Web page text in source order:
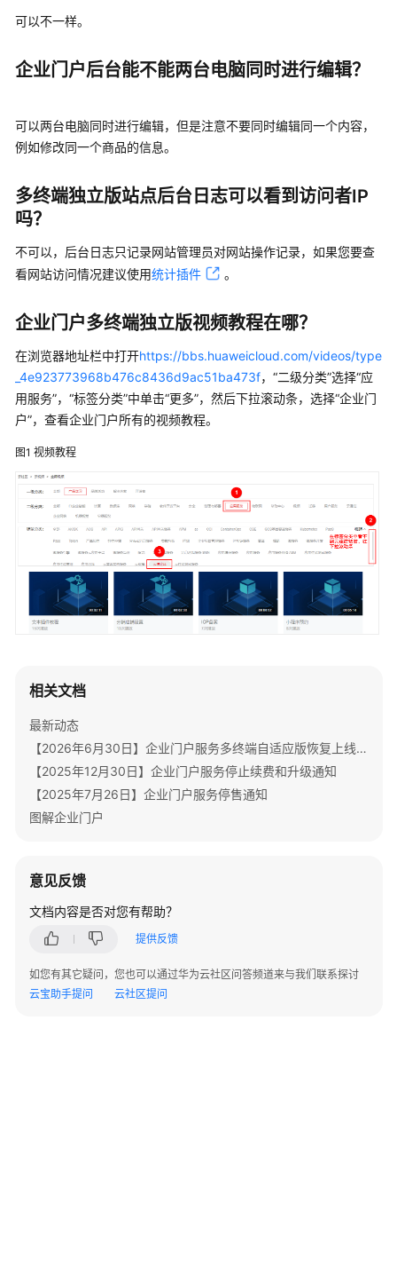
参
术
语
责
任
共
担
务
级
协
议
（SLA）
皮
书
区
系
统
权
限
可以不一样。
企业门户后台能不能两台电脑同时进行编辑？
可以两台电脑同时进行编辑，但是注意不要同时编辑同一个内容，
例如修改同一个商品的信息。
多终端独立版站点后台日志可以看到访问者IP
吗？
不可以，后台日志只记录网站管理员对网站操作记录，如果您要查
看网站访问情况建议使用统计插件 。
企业门户多终端独立版视频教程在哪？
在浏览器地址栏中打开https://bbs.huaweicloud.com/videos/type
_4e923773968b476c8436d9ac51ba473f，“二级分类”选择“应
用服务”，“标签分类”中单击“更多”，然后下拉滚动条，选择“企业门
户”，查看企业门户所有的视频教程。
图1 视频教程
相关文档
最新动态
【2026年6月30日】企业门户服务多终端自适应版恢复上线通知
【2025年12月30日】企业门户服务停止续费和升级通知
【2025年7月26日】企业门户服务停售通知
图解企业门户
意见反馈
文档内容是否对您有帮助？
提供反馈
如您有其它疑问，您也可以通过华为云社区问答频道来与我们联系探讨
云宝助手提问
云社区提问